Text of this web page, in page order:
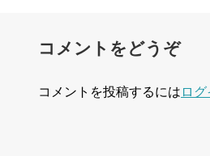
コメントをどうぞ
コメントを投稿するには ロ